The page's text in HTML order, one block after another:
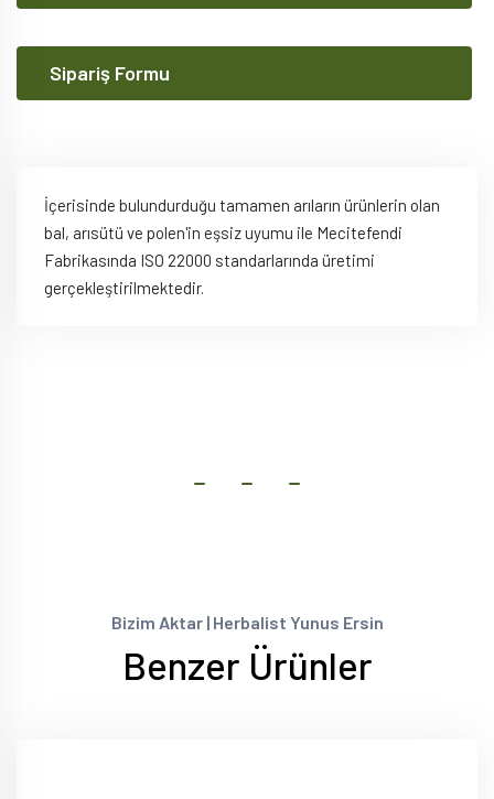
Sipariş Formu
İçerisinde bulundurduğu tamamen arıların ürünlerin olan
bal, arısütü ve polen'in eşsiz uyumu ile Mecitefendi
Fabrikasında ISO 22000 standarlarında üretimi
gerçekleştirilmektedir.
Bizim Aktar | Herbalist Yunus Ersin
Benzer Ürünler